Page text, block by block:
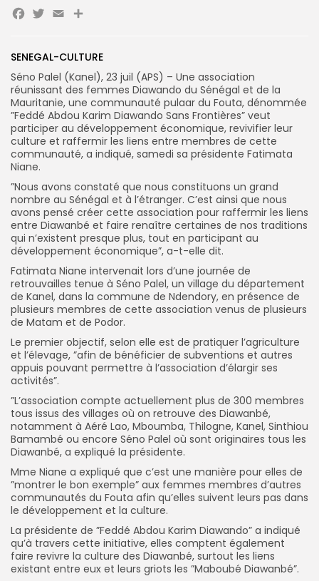
SENEGAL-CULTURE
Séno Palel (Kanel), 23 juil (APS) – Une association
réunissant des femmes Diawando du Sénégal et de la
Mauritanie, une communauté pulaar du Fouta, dénommée
”Feddé Abdou Karim Diawando Sans Frontières” veut
participer au développement économique, revivifier leur
culture et raffermir les liens entre membres de cette
communauté, a indiqué, samedi sa présidente Fatimata
Niane.
”Nous avons constaté que nous constituons un grand
nombre au Sénégal et à l’étranger. C’est ainsi que nous
avons pensé créer cette association pour raffermir les liens
entre Diawanbé et faire renaître certaines de nos traditions
qui n’existent presque plus, tout en participant au
développement économique”, a-t-elle dit.
Fatimata Niane intervenait lors d’une journée de
retrouvailles tenue à Séno Palel, un village du département
de Kanel, dans la commune de Ndendory, en présence de
plusieurs membres de cette association venus de plusieurs
de Matam et de Podor.
Le premier objectif, selon elle est de pratiquer l’agriculture
et l’élevage, ”afin de bénéficier de subventions et autres
appuis pouvant permettre à l’association d’élargir ses
activités”.
”L’association compte actuellement plus de 300 membres
tous issus des villages où on retrouve des Diawanbé,
notamment à Aéré Lao, Mboumba, Thilogne, Kanel, Sinthiou
Bamambé ou encore Séno Palel où sont originaires tous les
Diawanbé, a expliqué la présidente.
Mme Niane a expliqué que c’est une manière pour elles de
”montrer le bon exemple” aux femmes membres d’autres
communautés du Fouta afin qu’elles suivent leurs pas dans
le développement et la culture.
La présidente de ”Feddé Abdou Karim Diawando” a indiqué
qu’à travers cette initiative, elles comptent également
faire revivre la culture des Diawanbé, surtout les liens
existant entre eux et leurs griots les ”Maboubé Diawanbé”.
Facebook
Twitter
EmailPartager